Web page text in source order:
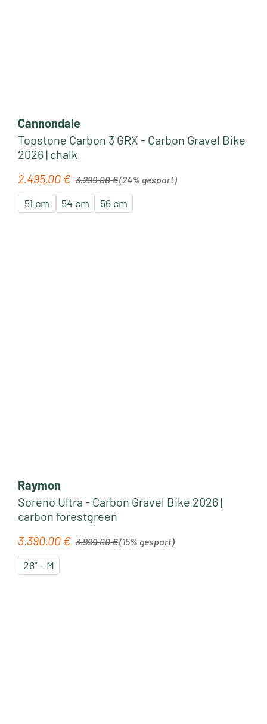
Cannondale
Topstone Carbon 3 GRX - Carbon Gravel Bike
2026 | chalk
Verkaufspreis:
2.495,00 € Regulärer Preis:
3.299,00 €(24% gespart)
51 cm 54 cm 56 cm
Raymon
Soreno Ultra - Carbon Gravel Bike 2026 |
carbon forestgreen
Verkaufspreis:
3.390,00 € Regulärer Preis:
3.999,00 €(15% gespart)
28" - M